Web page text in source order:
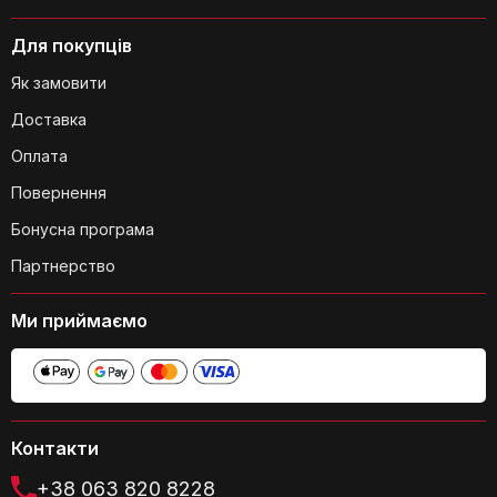
Чи можна використовувати каструлі
та сковороди з набору в духовці?
Який діаметр кришок для каструль?
Яка товщина алюмінію, з якого
Контакти
+38 063 820 8228
Для покупців
Як замовити
Доставка
Оплата
Повернення
Бонусна програма
Партнерство
Ми приймаємо